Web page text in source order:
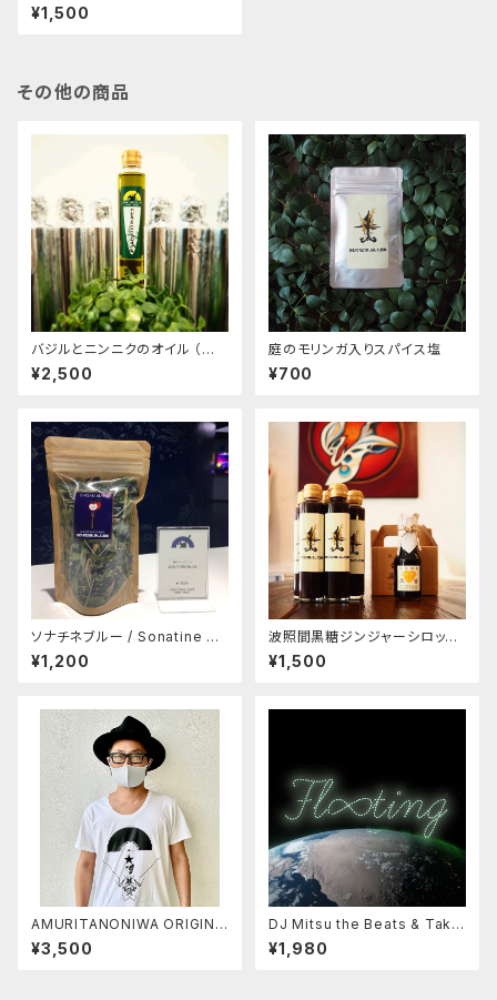
注文本数が合計4本以上（他商
品含む）の場合は、CONTACT
¥1,500
その他の商品
バジルとニンニクのオイル （注
文本数が合計7本以上（他商品
含む）の場合は、CONTACTよ
いただきます。）
¥2,500
庭のモリンガ入りスパイス塩
¥700
ソナチネブルー / Sonatine bl
ue （庭オリジナルブレンドハー
ブティー）
¥1,200
波照間黒糖ジンジャーシロップ（
注文本数が合計4本以上（他商
品含む）の場合は、CONTACT
¥1,500
AMURITANONIWA ORIGINA
L TSHIRT 002
¥3,500
DJ Mitsu the Beats & Taku
mi Kaneko / fl∞ting -フロー
ティング-
¥1,980